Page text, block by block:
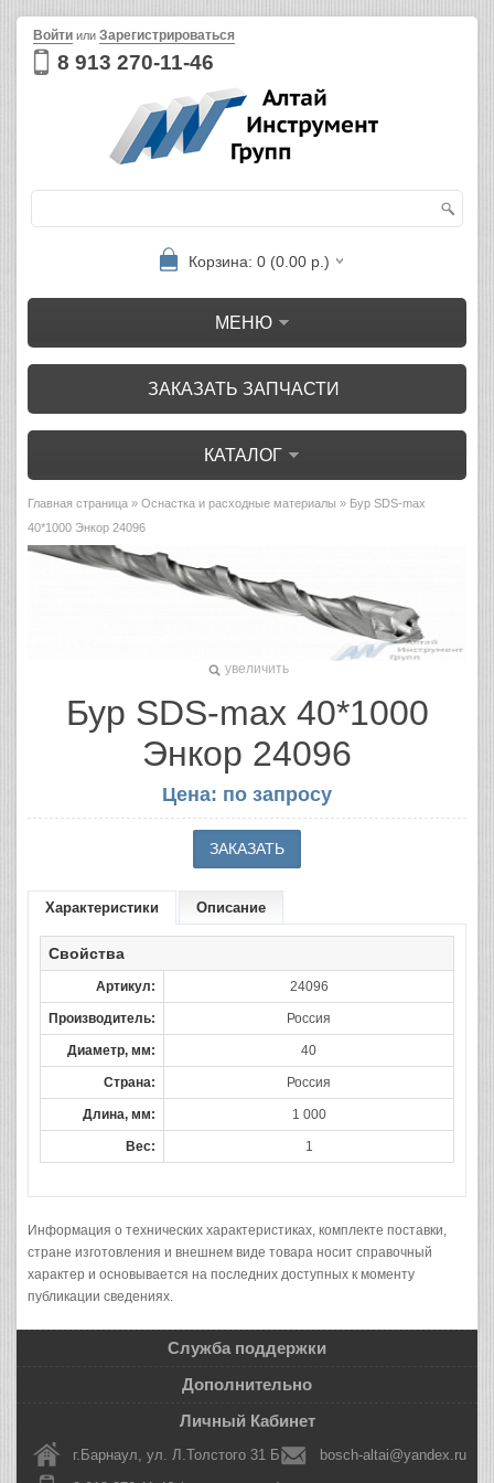
8 913 270-11-46
Войти или Зарегистрироваться
Корзина: 0 (0.00 р.)
МЕНЮ
ЗАКАЗАТЬ ЗАПЧАСТИ
КАТАЛОГ
Главная страница » Оснастка и расходные материалы » Бур SDS-max
40*1000 Энкор 24096
увеличить
Бур SDS-max 40*1000
Энкор 24096
Цена: по запросу
Характеристики Описание
Свойства
Артикул: 24096
Производитель: Россия
Диаметр, мм: 40
Страна: Россия
Длина, мм: 1 000
Вес: 1
Информация о технических характеристиках, комплекте поставки,
стране изготовления и внешнем виде товара носит справочный
характер и основывается на последних доступных к моменту
публикации сведениях.
Служба поддержки
Дополнительно
Личный Кабинет
г.Барнаул, ул. Л.Толстого 31 Б
bosch-altai@yandex.ru